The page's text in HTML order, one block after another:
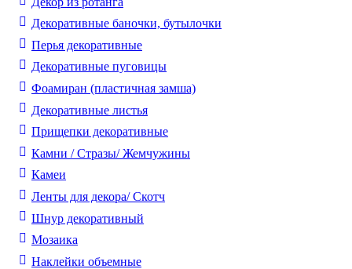
Декоративные баночки, бутылочки
Перья декоративные
Декоративные пуговицы
Фоамиран (пластичная замша)
Декоративные листья
Прищепки декоративные
Камни / Cтразы/ Жемчужины
Камеи
Ленты для декора/ Скотч
Шнур декоративный
Мозаика
Наклейки объемные